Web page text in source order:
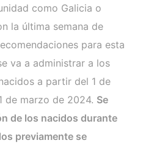
como Galicia o
la última semana de
para esta
va a administrar a los
a partir del 1 de
de marzo de 2024. Se
de los nacidos durante
previamente se